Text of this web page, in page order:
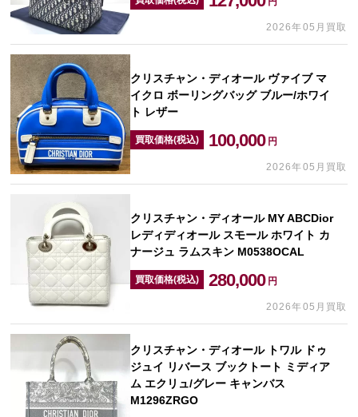
2026年05月買取
クリスチャン・ディオール ヴァイブ マ
イクロ ボーリングバッグ ブルー/ホワイ
ト レザー
買取価格(税込) 100,000 円
2026年05月買取
クリスチャン・ディオール MY ABCDior
レディディオール スモール ホワイト カ
ナージュ ラムスキン M0538OCAL
買取価格(税込) 280,000 円
2026年05月買取
クリスチャン・ディオール トワル ドゥ
ジュイ リバース ブックトート ミディア
ム エクリュ/グレー キャンバス
M1296ZRGO